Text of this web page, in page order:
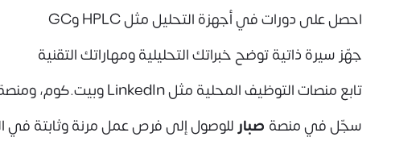
احصل على دورات في أجهزة التحليل مثل HPLC وGC
جهّز سيرة ذاتية توضح خبراتك التحليلية ومهاراتك التقنية
تابع منصات التوظيف المحلية مثل LinkedIn وبيت.كوم، ومنصة
سجّل في منصة صبارللوصول إلى فرص عمل مرنة وثابتة في